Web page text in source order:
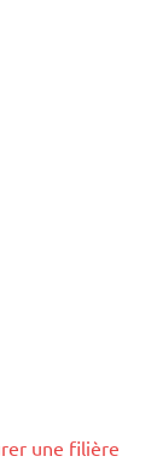
une filière